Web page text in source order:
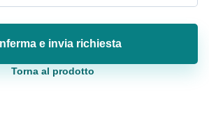
Torna al prodotto
e invia richiesta